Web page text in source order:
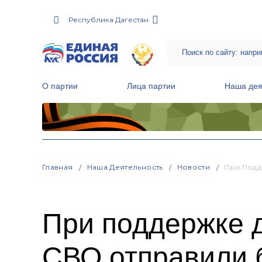
Республика Дагестан
О партии Лица партии Наша
Главная Наша Деятельность Новости При
При поддержке